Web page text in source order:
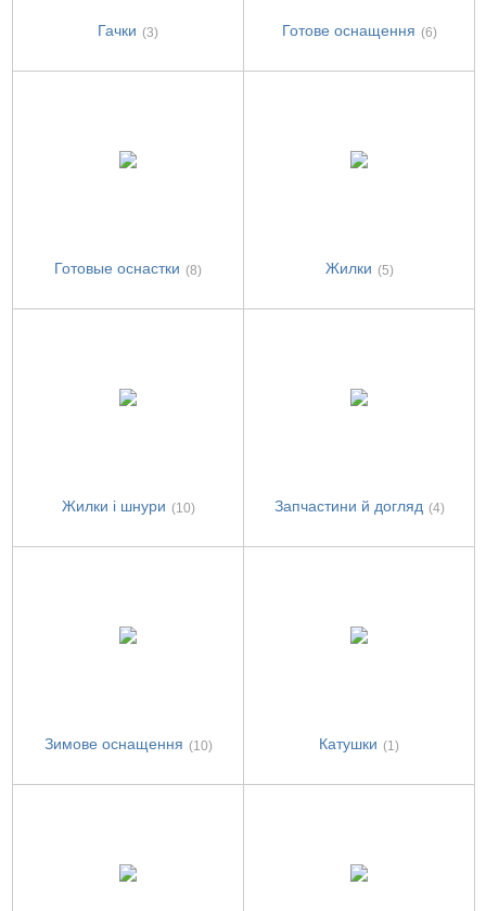
Гачки (3) Готове оснащення (6)
Готовые оснастки (8) Жилки (5)
Жилки і шнури (10) Запчастини й догляд (4)
Зимове оснащення (10) Катушки (1)